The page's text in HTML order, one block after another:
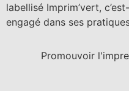
labellisé Imprim’vert,
engagé dans ses
Promouvoir